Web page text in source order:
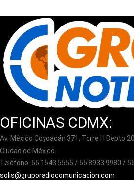
OFICINAS CDMX:
Av. México Coyoacán 371, Torre H Depto
Ciudad de México.
Teléfono: 55 1543 5555 / 55 8933 9980 /
solis@gruporadiocomunicacion.com